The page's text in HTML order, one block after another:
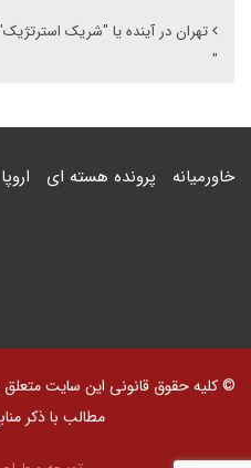
تهران در آینده یا "شریک
"
خاورمیانه پرونده هسته ای اروپا
© کلیه حقوق قانونی این سایت متعلق
مطالب با ذکر